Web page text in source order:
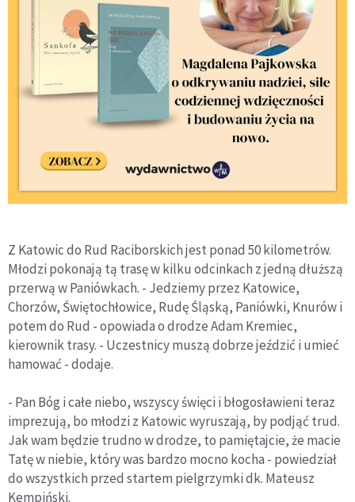
Z Katowic do Rud Raciborskich jest ponad 50 kilometrów.
Młodzi pokonają tą trasę w kilku odcinkach z jedną dłuższą
przerwą w Paniówkach. - Jedziemy przez Katowice,
Chorzów, Świętochłowice, Rudę Śląską, Paniówki, Knurów i
potem do Rud - opowiada o drodze Adam Kremiec,
kierownik trasy. - Uczestnicy muszą dobrze jeździć i umieć
hamować - dodaje.
- Pan Bóg i całe niebo, wszyscy święci i błogosławieni teraz
imprezują, bo młodzi z Katowic wyruszają, by podjąć trud.
Jak wam będzie trudno w drodze, to pamiętajcie, że macie
Tatę w niebie, który was bardzo mocno kocha - powiedział
do wszystkich przed startem pielgrzymki dk. Mateusz
Kempiński.